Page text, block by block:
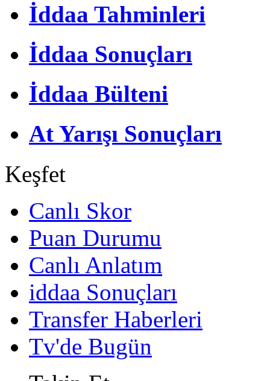
İddaa Tahminleri
İddaa Sonuçları
İddaa Bülteni
At Yarışı Sonuçları
Keşfet
Canlı Skor
Puan Durumu
Canlı Anlatım
iddaa Sonuçları
Transfer Haberleri
Tv'de Bugün